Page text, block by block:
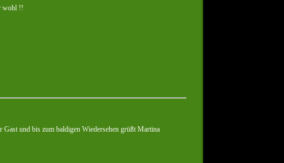
wohl !!
Gast und bis zum baldigen Wiedersehen grüßt Martina